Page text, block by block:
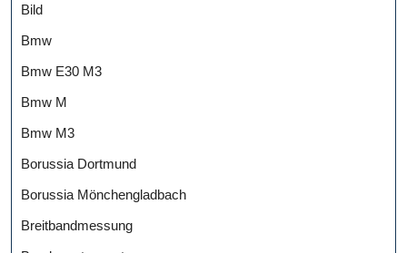
Bild
Bmw
Bmw E30 M3
Bmw M
Bmw M3
Borussia Dortmund
Borussia Mönchengladbach
Breitbandmessung